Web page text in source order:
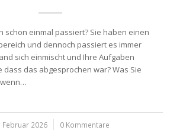
schon einmal passiert? Sie haben einen
und dennoch passiert es immer
sich einmischt und Ihre Aufgaben
dass das abgesprochen war? Was Sie
Februar 2026
/ 0 Kommentare